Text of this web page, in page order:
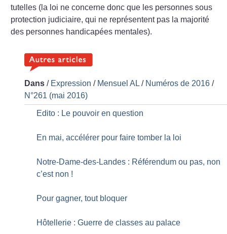
tutelles (la loi ne concerne donc que les personnes sous
protection judiciaire, qui ne représentent pas la majorité
des personnes handicapées mentales).
Dans / Expression / Mensuel AL / Numéros de 2016 /
N°261 (mai 2016)
Edito : Le pouvoir en question
En mai, accélérer pour faire tomber la loi
Notre-Dame-des-Landes : Référendum ou pas, non
c’est non !
Pour gagner, tout bloquer
Hôtellerie : Guerre de classes au palace